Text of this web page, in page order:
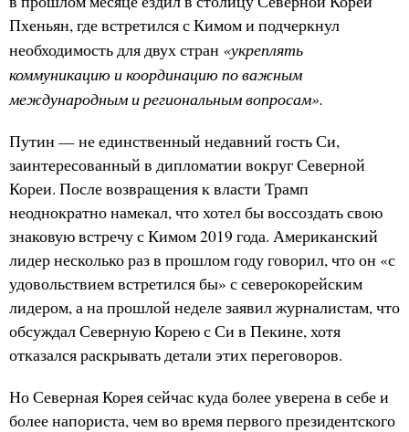
Пхеньян, где встретился с Кимом и подчеркнул
необходимость для двух стран «укреплять
коммуникацию и координацию по важным
международным и региональным вопросам».
Путин — не единственный недавний гость Си,
заинтересованный в дипломатии вокруг Северной
Кореи. После возвращения к власти Трамп
неоднократно намекал, что хотел бы воссоздать свою
знаковую встречу с Кимом 2019 года. Американский
лидер несколько раз в прошлом году говорил, что он «с
удовольствием встретился бы» с северокорейским
лидером, а на прошлой неделе заявил журналистам, что
обсуждал Северную Корею с Си в Пекине, хотя
отказался раскрывать детали этих переговоров.
Но Северная Корея сейчас куда более уверена в себе и
более напориста, чем во время первого президентского